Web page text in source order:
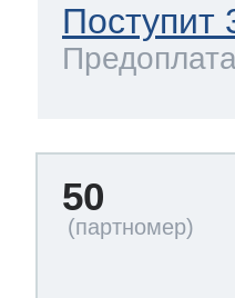
Поступит
50